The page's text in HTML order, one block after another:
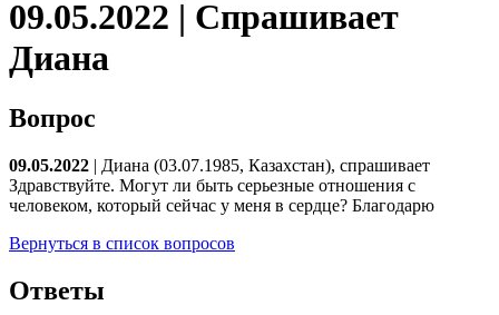
09.05.2022 | Спрашивает
Диана
Вопрос
09.05.2022 | Диана (03.07.1985, Казахстан), спрашивает
Здравствуйте. Могут ли быть серьезные отношения с
человеком, который сейчас у меня в сердце? Благодарю
Вернуться в список вопросов
Ответы